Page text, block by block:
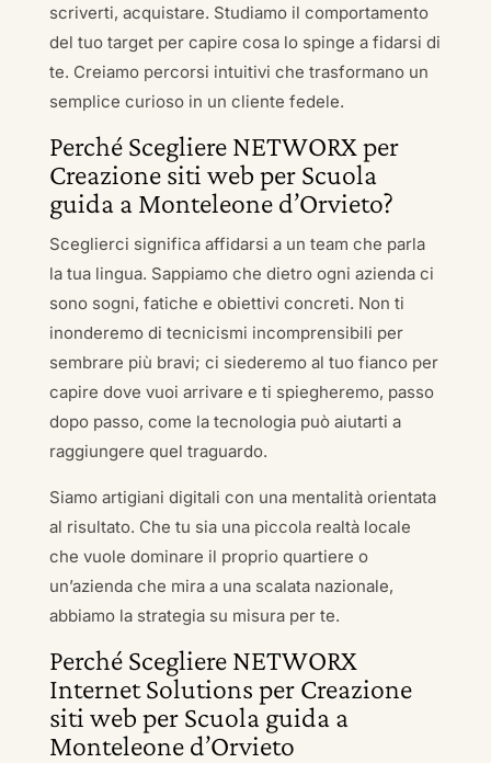
scriverti, acquistare. Studiamo il comportamento
del tuo target per capire cosa lo spinge a fidarsi di
te. Creiamo percorsi intuitivi che trasformano un
semplice curioso in un cliente fedele.
Perché Scegliere NETWORX per
Creazione siti web per Scuola
guida a Monteleone d’Orvieto?
Sceglierci significa affidarsi a un team che parla
la tua lingua. Sappiamo che dietro ogni azienda ci
sono sogni, fatiche e obiettivi concreti. Non ti
inonderemo di tecnicismi incomprensibili per
sembrare più bravi; ci siederemo al tuo fianco per
capire dove vuoi arrivare e ti spiegheremo, passo
dopo passo, come la tecnologia può aiutarti a
raggiungere quel traguardo.
Siamo artigiani digitali con una mentalità orientata
al risultato. Che tu sia una piccola realtà locale
che vuole dominare il proprio quartiere o
un’azienda che mira a una scalata nazionale,
abbiamo la strategia su misura per te.
Perché Scegliere NETWORX
Internet Solutions per Creazione
siti web per Scuola guida a
Monteleone d’Orvieto